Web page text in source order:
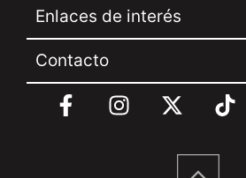
Enlaces de interés
Contacto